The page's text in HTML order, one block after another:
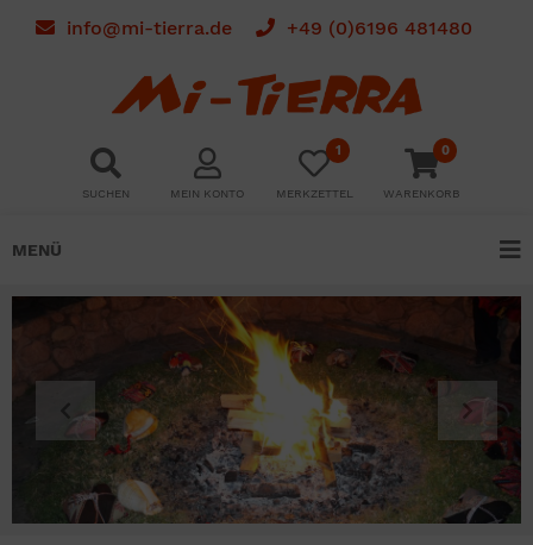
info@mi-tierra.de +49 (0)6196 481480
SUCHEN MEIN KONTO
1
MERKZETTEL
0
WARENKORB
MENÜ